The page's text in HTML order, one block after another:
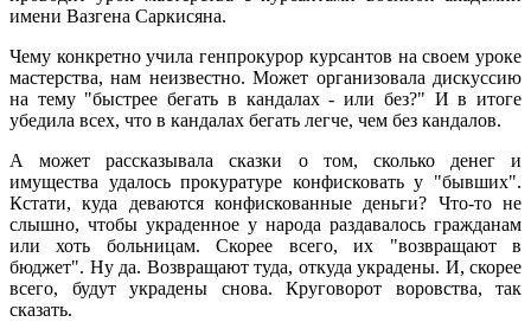
имени Вазгена Саркисяна.
Чему конкретно учила генпрокурор курсантов на своем уроке
мастерства, нам неизвестно. Может организовала дискуссию
на тему "быстрее бегать в кандалах - или без?" И в итоге
убедила всех, что в кандалах бегать легче, чем без кандалов.
А может рассказывала сказки о том, сколько денег и
имущества удалось прокуратуре конфисковать у "бывших".
Кстати, куда деваются конфискованные деньги? Что-то не
слышно, чтобы украденное у народа раздавалось гражданам
или хоть больницам. Скорее всего, их "возвращают в
бюджет". Ну да. Возвращают туда, откуда украдены. И, скорее
всего, будут украдены снова. Круговорот воровства, так
сказать.